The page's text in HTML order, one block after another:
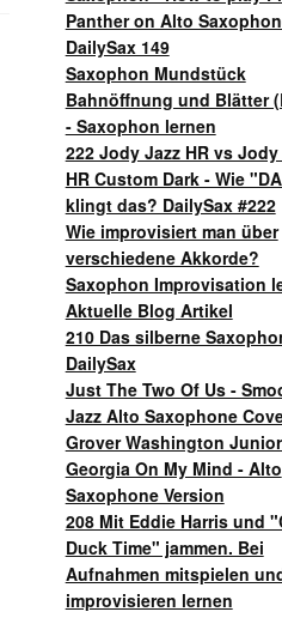
Panther on Alto
DailySax 149
Saxophon Mundstück
Bahnöffnung und Blätter
- Saxophon lernen
222 Jody Jazz HR vs Jody
HR Custom Dark - Wie
klingt das? DailySax #222
Wie improvisiert man über
verschiedene Akkorde?
Saxophon Improvisation
Aktuelle Blog Artikel
210 Das silberne
DailySax
Just The Two Of Us -
Jazz Alto Saxophone
Grover Washington
Georgia On My Mind - Alto
Saxophone Version
208 Mit Eddie Harris und
Duck Time" jammen. Bei
Aufnahmen mitspielen
improvisieren lernen